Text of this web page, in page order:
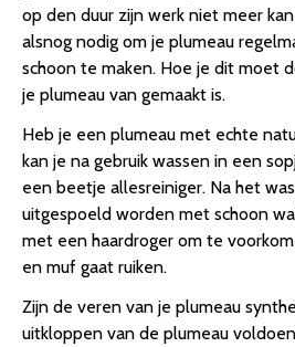
op den duur zijn werk niet meer
alsnog nodig om je plumeau
schoon te maken. Hoe je dit moet
je plumeau van gemaakt is.
Heb je een plumeau met echte
kan je na gebruik wassen in een
een beetje allesreiniger. Na het
uitgespoeld worden met schoon
met een haardroger om te
en muf gaat ruiken.
Zijn de veren van je plumeau
uitkloppen van de plumeau